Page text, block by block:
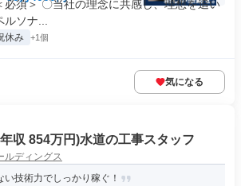
必須＞ 〇当社の理念に共感し、理想を追い
ソナ...
休み +1個
気になる
収 854万円)水道の工事スタッフ
ルディングス
技術力でしっかり稼ぐ！